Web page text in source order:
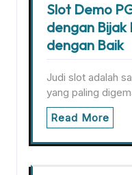
Slot Demo
dengan
dengan Baik
Judi slot adalah
yang paling
Read More